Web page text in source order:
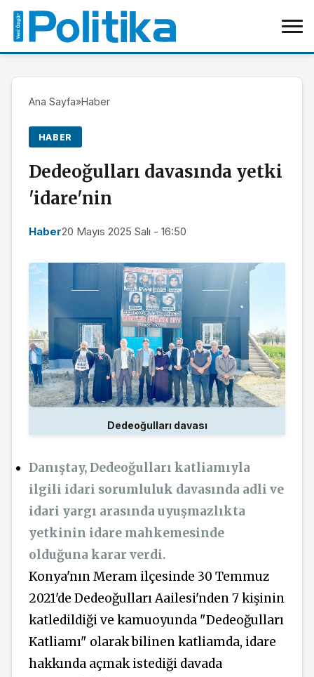
Ana Sayfa»Haber
HABER
Dedeoğulları davasında yetki
'idare'nin
Haber20 Mayıs 2025 Salı - 16:50
Dedeoğulları davası
Danıştay, Dedeoğulları katliamıyla
ilgili idari sorumluluk davasında adli ve
idari yargı arasında uyuşmazlıkta
yetkinin idare mahkemesinde
olduğuna karar verdi.
Konya'nın Meram ilçesinde 30 Temmuz
2021'de Dedeoğulları Aailesi'nden 7 kişinin
katledildiği ve kamuoyunda "Dedeoğulları
Katliamı" olarak bilinen katliamda, idare
hakkında açmak istediği davada